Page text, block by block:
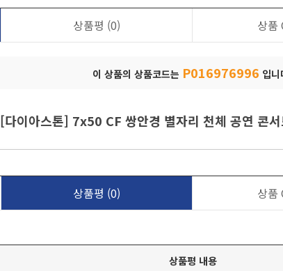
상품평 (0) 상품
이 상품의 상품코드는 P016976996 입
[다이아스톤] 7x50 CF 쌍안경 별자리 천체 공연 콘
상품평 (0) 상품
상품평 내용